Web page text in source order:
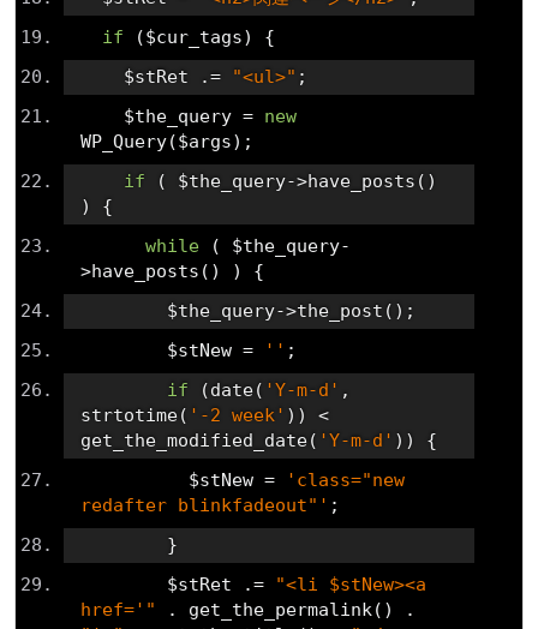
if
($cur_tags)
{
    $stRet
.= "<ul>" ;
    $the_query
= new
WP_Query($args);
if
( $the_query->have_posts ()
)
{
while
( $the_query-
>have_posts () )
{
        $the_query
->the_post ();
        $stNew
= '' ;
if
(date( 'Y-m-d' ,
strtotime( '-2 week' ))
<
get_the_modified_date( 'Y-m-d' ))
{
          $stNew
=
'class="new
redafter blinkfadeout"' ;
}
        $stRet
.=
"<li $stNew><a
href='"
. get_the_permalink()
.